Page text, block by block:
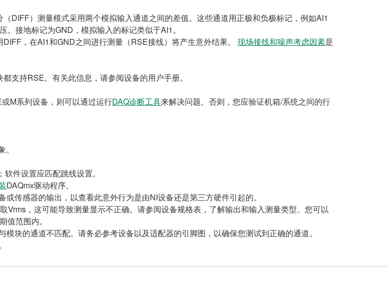
DIFF）测量模式采用两个模拟输入通道之间的差值。这些通道用正极和负极标记，例如AI1
接地标记为GND，模拟输入的标记类似于AI1。
，在AI1和GND之间进行测量（RSE接线）将产生意外结果。 现场接线和噪声考虑因素是
支持RSE。有关此信息，请参阅设备的用户手册。
M系列设备，则可以通过运行DAQ诊断工具来解决问题。否则，您应验证机箱/系统之间的行
件设置应匹配跳线设置。
DAQmx驱动程序。
传感器的输出，以查看此意外行为是由NI设备还是第三方硬件引起的。
Vrms，这可能导致测量显示不正确。请参阅设备规格表，了解输出和输入测量类型。您可以
值范围内。
块的通道不匹配。请务必参考设备以及适配器的引脚图，以确保您测试到正确的通道。